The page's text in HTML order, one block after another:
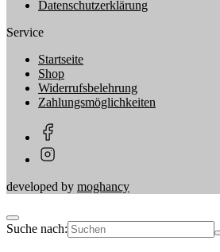
Datenschutzerklärung
Service
Startseite
Shop
Widerrufsbelehrung
Zahlungsmöglichkeiten
developed by moghancy
Suche nach: